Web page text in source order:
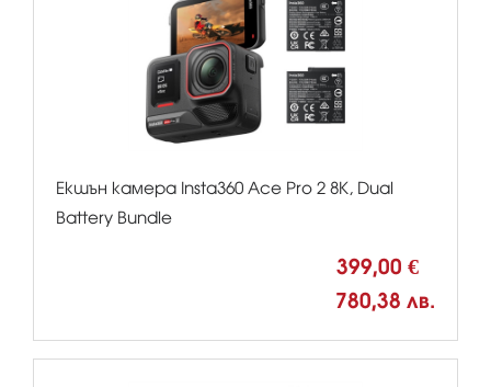
Екшън камера Insta360 Ace Pro 2 8K, Dual
Battery Bundle
399,00 €
780,38 лв.